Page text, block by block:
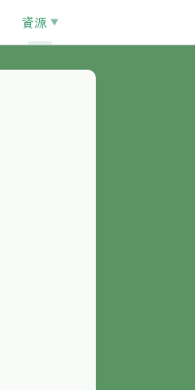
資源